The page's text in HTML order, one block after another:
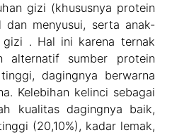
gizi (khususnya protein
menyusui, serta anak-
gizi . Hal ini karena ternak
alternatif sumber protein
dagingnya berwarna
Kelebihan kelinci sebagai
kualitas dagingnya baik,
(20,10%), kadar lemak,